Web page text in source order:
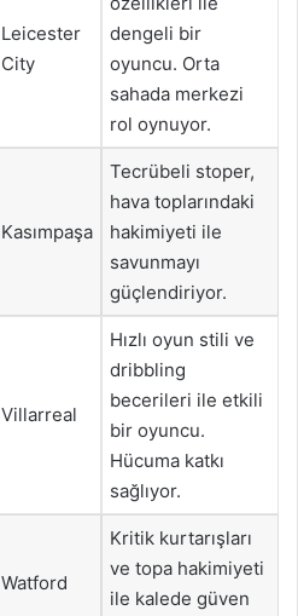
Leicester
City
dengeli bir
oyuncu. Orta
sahada merkezi
rol oynuyor.
Kasımpaşa
Tecrübeli stoper,
hava toplarındaki
hakimiyeti ile
savunmayı
güçlendiriyor.
Villarreal
Hızlı oyun stili ve
dribbling
becerileri ile etkili
bir oyuncu.
Hücuma katkı
sağlıyor.
Watford
Kritik kurtarışları
ve topa hakimiyeti
ile kalede güven